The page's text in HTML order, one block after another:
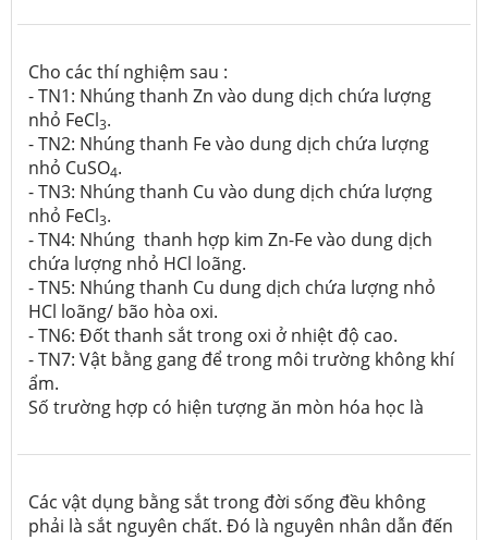
Cho các thí nghiệm sau :
- TN1: Nhúng thanh Zn vào dung dịch chứa lượng
nhỏ FeCl3.
- TN2: Nhúng thanh Fe vào dung dịch chứa lượng
nhỏ CuSO4.
- TN3: Nhúng thanh Cu vào dung dịch chứa lượng
nhỏ FeCl3.
- TN4: Nhúng thanh hợp kim Zn-Fe vào dung dịch
chứa lượng nhỏ HCl loãng.
- TN5: Nhúng thanh Cu dung dịch chứa lượng nhỏ
HCl loãng/ bão hòa oxi.
- TN6: Đốt thanh sắt trong oxi ở nhiệt độ cao.
- TN7: Vật bằng gang để trong môi trường không khí
ẩm.
Số trường hợp có hiện tượng ăn mòn hóa học là
Các vật dụng bằng sắt trong đời sống đều không
phải là sắt nguyên chất. Đó là nguyên nhân dẫn đến